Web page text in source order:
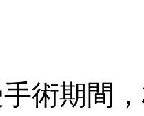
術期間